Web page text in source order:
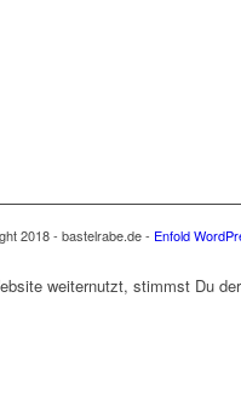
2018 - bastelrabe.de - Enfold
weiternutzt, stimmst Du